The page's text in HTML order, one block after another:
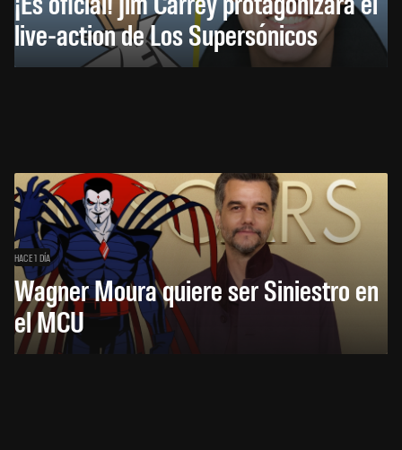
live-action de Los Supersónicos
HACE 1 DÍA
Wagner Moura quiere ser Siniestro en
el MCU